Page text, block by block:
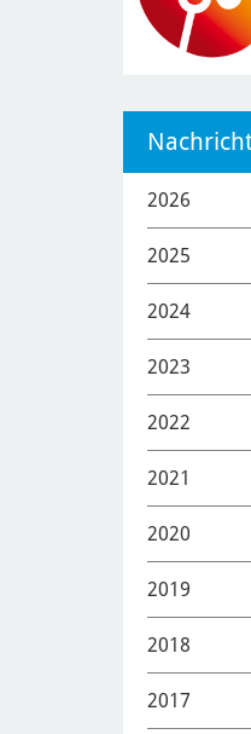
2026
2025
2024
2023
2022
2021
2020
2019
2018
2017